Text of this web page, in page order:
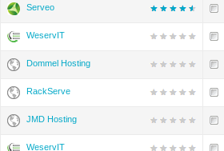
Serveo
WeservIT
Dommel Hosting
RackServe
JMD Hosting
WeservIT